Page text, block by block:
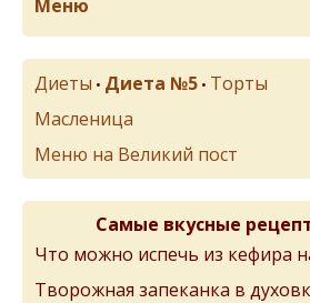
Меню
Диеты • Диета №5 • Торты
Масленица
Меню на Великий пост
Самые вкусные
Что можно испечь из кефира
Творожная запеканка в